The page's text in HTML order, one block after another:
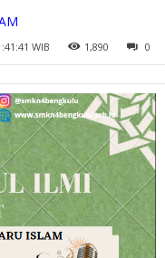
WIB 1,890 0